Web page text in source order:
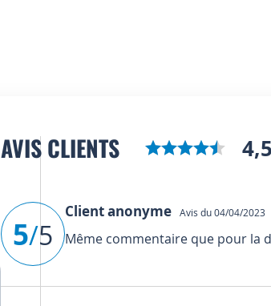
AVIS CLIENTS 4,5
5/5
Client anonyme Avis du 04/04/2023
Même commentaire que pour la